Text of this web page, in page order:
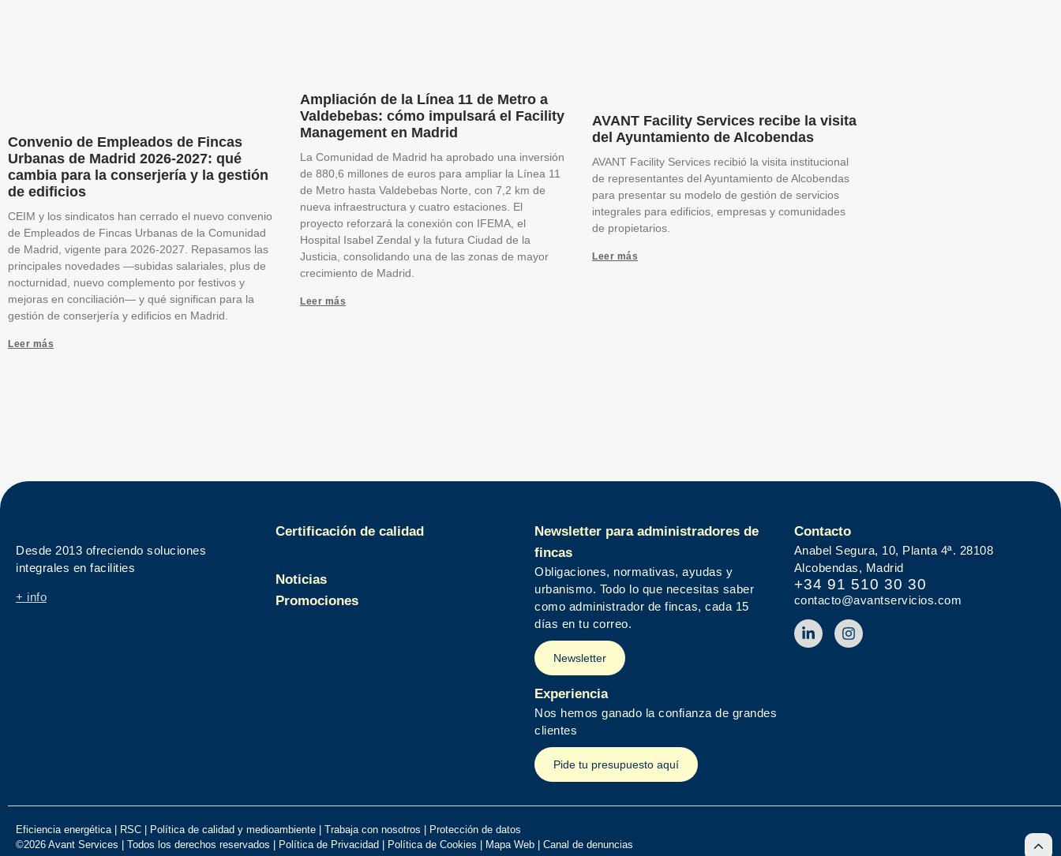
Convenio de Empleados de Fincas
Urbanas de Madrid 2026-2027: qué
cambia para la conserjería y la gestión
de edificios
CEIM y los sindicatos han cerrado el nuevo convenio
de Empleados de Fincas Urbanas de la Comunidad
de Madrid, vigente para 2026-2027. Repasamos las
principales novedades —subidas salariales, plus de
nocturnidad, nuevo complemento por festivos y
mejoras en conciliación— y qué significan para la
gestión de conserjería y edificios en Madrid.
Leer más
Ampliación de la Línea 11 de Metro a
Valdebebas: cómo impulsará el Facility
Management en Madrid
La Comunidad de Madrid ha aprobado una inversión
de 880,6 millones de euros para ampliar la Línea 11
de Metro hasta Valdebebas Norte, con 7,2 km de
nueva infraestructura y cuatro estaciones. El
proyecto reforzará la conexión con IFEMA, el
Hospital Isabel Zendal y la futura Ciudad de la
Justicia, consolidando una de las zonas de mayor
crecimiento de Madrid.
Leer más
AVANT Facility Services recibe la visita
del Ayuntamiento de Alcobendas
AVANT Facility Services recibió la visita institucional
de representantes del Ayuntamiento de Alcobendas
para presentar su modelo de gestión de servicios
integrales para edificios, empresas y comunidades
de propietarios.
Leer más
Desde 2013 ofreciendo soluciones
integrales en facilities
+ info
Certificación de calidad
Noticias
Promociones
Newsletter para administradores de
fincas
Obligaciones, normativas, ayudas y
urbanismo. Todo lo que necesitas saber
como administrador de fincas, cada 15
días en tu correo.
Newsletter
Experiencia
Nos hemos ganado la confianza de grandes
clientes
Pide tu presupuesto aquí
Contacto
Anabel Segura, 10, Planta 4ª. 28108
Alcobendas, Madrid
+34 91 510 30 30
contacto@avantservicios.com
Eficiencia energética| RSC Política de calidad y medioambiente Trabaja con nosotros
Protección de datos
©2026 Avant Services | Todos los derechos reservados |
Política de Privacidad Política de Cookies Mapa Web Canal de denuncias